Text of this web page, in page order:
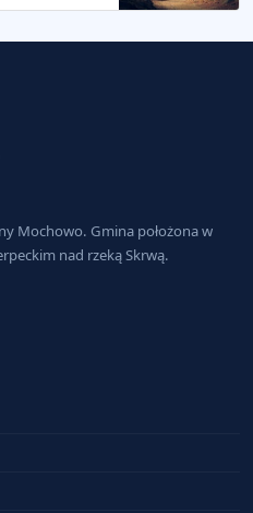
Mochowo. Gmina położona w
nad rzeką Skrwą.